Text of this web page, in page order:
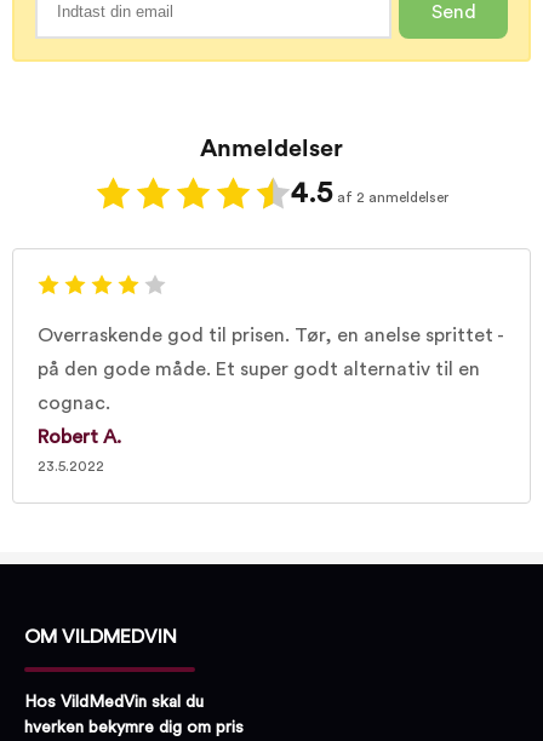
Send
Anmeldelser
4.5 af 2 anmeldelser
Overraskende god til prisen. Tør, en anelse sprittet -
på den gode måde. Et super godt alternativ til en
cognac.
Robert A.
23.5.2022
OM VILDMEDVIN
Hos VildMedVin skal du
hverken bekymre dig om pris